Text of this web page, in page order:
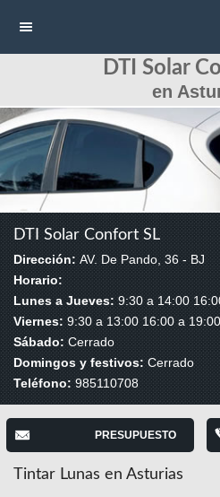
HOME
CONTACTAR
LLAMAR
DTI Solar
en
DTI Solar Confort SL
Dirección: AV. De Pando, 36 - BJ
Horario:
Lunes a Jueves:9:30 a 14:00
Viernes:9:30 a 13:00 16:00 a 19:00
Sábado:Cerrado
Domingos y festivos:Cerrado
Teléfono:985110708
PRESUPUESTO
Tintar Lunas en Asturias